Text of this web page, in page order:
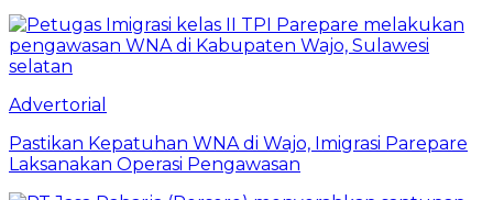
Advertorial
Pastikan Kepatuhan WNA di Wajo, Imigrasi Parepare
Laksanakan Operasi Pengawasan